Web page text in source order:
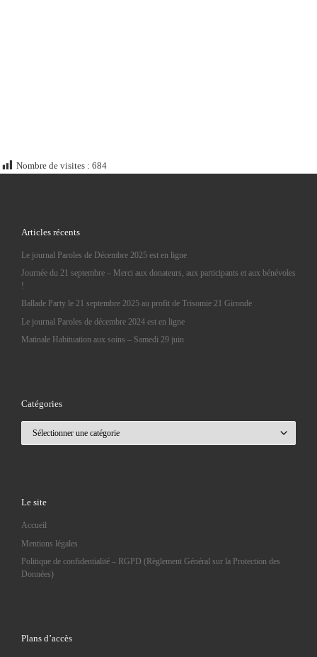
Nombre de visites : 684
Articles récents
Le journal Paroles de Décembre 2025 est en ligne
Journée du 21 septembre – Merci aux donateurs, aux participants et aux bénévoles
!
Ballade Party le 21 septembre 2025 au profit de Trisomie 21 Gironde
Le journal Paroles de décembre 2024 est en ligne
Matinale Habituation aux soins – Samedi 29 juin
Catégories
Le site
Accueil
Mentions légales
Politique de confidentialité – RGPD (Règlement Général sur la Protection des
Données)
Plans d’accès